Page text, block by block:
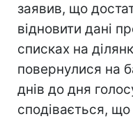
заявив, що
відновити дані
списках на
повернулися на
днів до дня
сподівається,